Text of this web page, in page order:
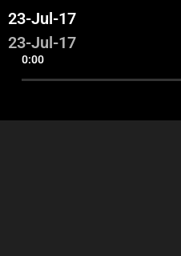
0:00
23-Jul-17
23-Jul-17